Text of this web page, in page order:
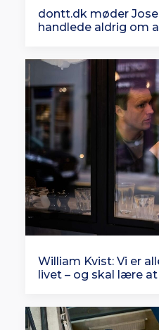
dontt.dk møder
handlede aldrig om
William Kvist: Vi er
livet – og skal lære